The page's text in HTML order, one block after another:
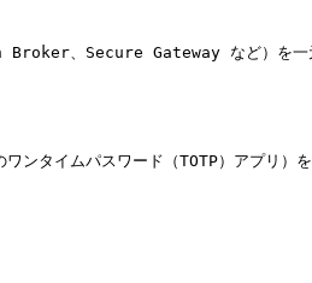
、Secure Gateway など）を一元
イムパスワード（TOTP）アプリ）を